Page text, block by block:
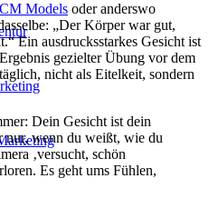
Models oder anderswo
„Der Körper war gut,
Ein ausdrucksstarkes Gesicht ist
gezielter Übung vor dem
nicht als Eitelkeit, sondern
Dein Gesicht ist dein
nur, wenn du weißt, wie du
‚versucht, schön
Es geht ums Fühlen,